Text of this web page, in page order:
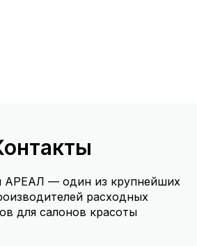
АРЕАЛ — один из крупнейших
расходных
для салонов красоты